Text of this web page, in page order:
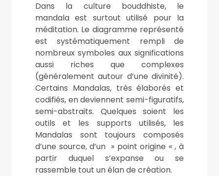
Dans la culture bouddhiste, le
mandala est surtout utilisé pour la
méditation. Le diagramme représenté
est systématiquement rempli de
nombreux symboles aux significations
aussi riches que complexes
(généralement autour d’une divinité).
Certains Mandalas, très élaborés et
codifiés, en deviennent semi-figuratifs,
semi-abstraits. Quelques soient les
outils et les supports utilisés, les
Mandalas sont toujours composés
d’une source, d’un » point origine « , à
partir duquel s’expanse ou se
rassemble tout un élan de création.